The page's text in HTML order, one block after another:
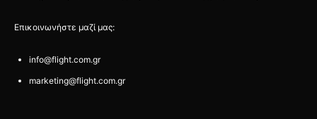
Επικοινωνήστε μαζί μας:
info@flight.com.gr
marketing@flight.com.gr